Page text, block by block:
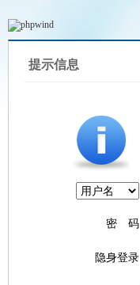
提示信息
密 码
隐身登录